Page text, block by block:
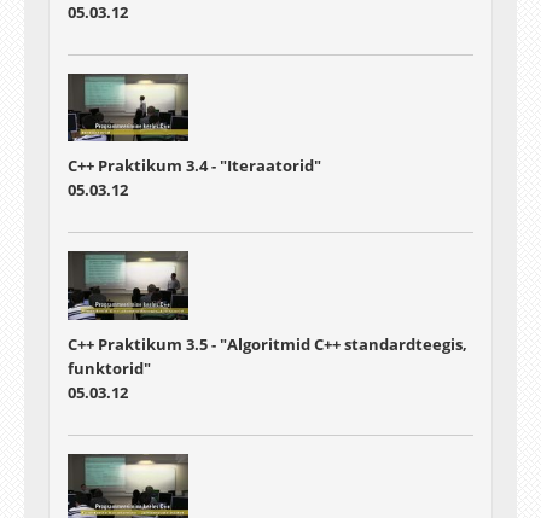
05.03.12
C++ Praktikum 3.4 - "Iteraatorid"
05.03.12
C++ Praktikum 3.5 - "Algoritmid C++ standardteegis,
funktorid"
05.03.12